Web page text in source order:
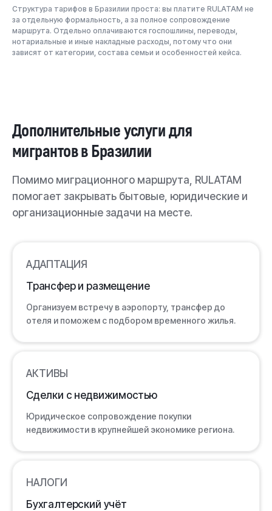
ВЫБРАТЬ ПАКЕТ
Весь пакет «Плюс»
Контракт на сопровождение процесса на 5 лет
Контроль ключевых сроков и точек риска
ВЫБРАТЬ ПАКЕТ
Структура тарифов в Бразилии проста: вы платите RULATAM не
за отдельную формальность, а за полное сопровождение
маршрута. Отдельно оплачиваются госпошлины, переводы,
нотариальные и иные накладные расходы, потому что они
зависят от категории, состава семьи и особенностей кейса.
Дополнительные услуги для
мигрантов в Бразилии
Помимо миграционного маршрута, RULATAM
помогает закрывать бытовые, юридические и
организационные задачи на месте.
АДАПТАЦИЯ
Трансфер и размещение
Организуем встречу в аэропорту, трансфер до
отеля и поможем с подбором временного жилья.
АКТИВЫ
Сделки с недвижимостью
Юридическое сопровождение покупки
недвижимости в крупнейшей экономике региона.
НАЛОГИ
Бухгалтерский учёт